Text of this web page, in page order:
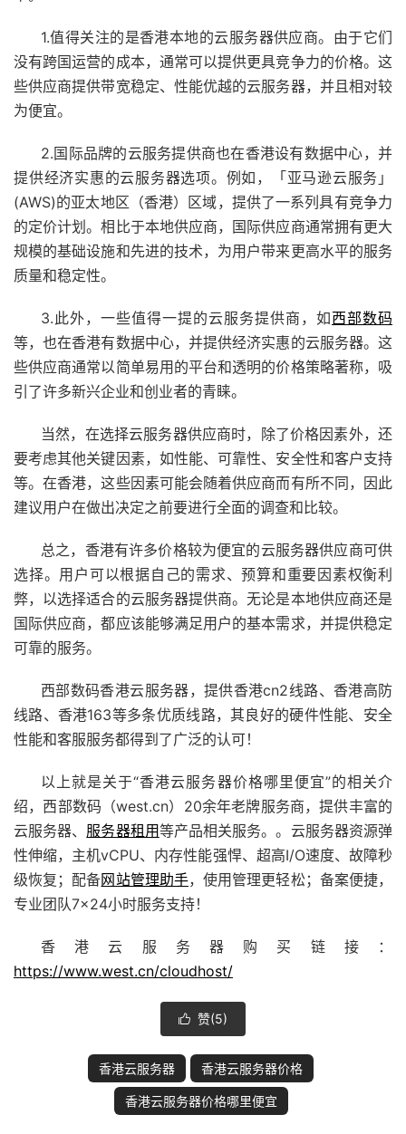
1.值得关注的是香港本地的云服务器供应商。由于它们
没有跨国运营的成本，通常可以提供更具竞争力的价格。这
些供应商提供带宽稳定、性能优越的云服务器，并且相对较
为便宜。
2.国际品牌的云服务提供商也在香港设有数据中心，并
提供经济实惠的云服务器选项。例如，「亚马逊云服务」
(AWS)的亚太地区（香港）区域，提供了一系列具有竞争力
的定价计划。相比于本地供应商，国际供应商通常拥有更大
规模的基础设施和先进的技术，为用户带来更高水平的服务
质量和稳定性。
3.此外，一些值得一提的云服务提供商，如西部数码
等，也在香港有数据中心，并提供经济实惠的云服务器。这
些供应商通常以简单易用的平台和透明的价格策略著称，吸
引了许多新兴企业和创业者的青睐。
当然，在选择云服务器供应商时，除了价格因素外，还
要考虑其他关键因素，如性能、可靠性、安全性和客户支持
等。在香港，这些因素可能会随着供应商而有所不同，因此
建议用户在做出决定之前要进行全面的调查和比较。
总之，香港有许多价格较为便宜的云服务器供应商可供
选择。用户可以根据自己的需求、预算和重要因素权衡利
弊，以选择适合的云服务器提供商。无论是本地供应商还是
国际供应商，都应该能够满足用户的基本需求，并提供稳定
可靠的服务。
西部数码香港云服务器，提供香港cn2线路、香港高防
线路、香港163等多条优质线路，其良好的硬件性能、安全
性能和客服服务都得到了广泛的认可！
以上就是关于“香港云服务器价格哪里便宜”的相关介
绍，西部数码 （west.cn）20余年老牌服务商，提供丰富的
云服务器、 服务器租用等产品相关服务。。云服务器资源弹
性伸缩，主机vCPU、内存性能强悍、超高I/O速度、故障秒
级恢复；配备网站管理助手，使用管理更轻松；备案便捷，
专业团队7×24小时服务支持！
香港云服务器购买链接：
https://www.west.cn/cloudhost/
 赞(5)
香港云服务器 香港云服务器价格
香港云服务器价格哪里便宜